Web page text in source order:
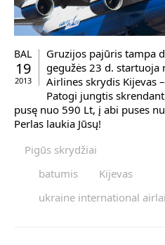
BAL
19
2013
Gruzijos pajūris tampa
gegužės 23 d. startuoja
Airlines skrydis Kijevas
Patogi jungtis
pusę nuo 590 Lt, į abi puses
Perlas laukia Jūsų!
Pigūs skrydžiai
batumis
Kijevas
ukraine international